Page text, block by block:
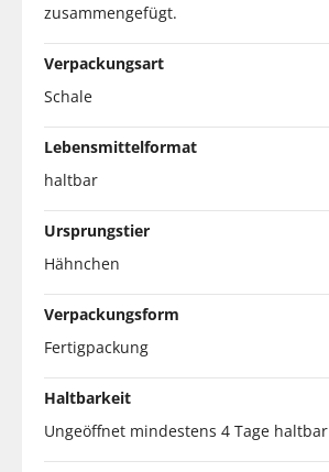
zusammengefügt.
Verpackungsart
Schale
Lebensmittelformat
haltbar
Ursprungstier
Hähnchen
Verpackungsform
Fertigpackung
Haltbarkeit
Ungeöffnet mindestens 4 Tage haltbar